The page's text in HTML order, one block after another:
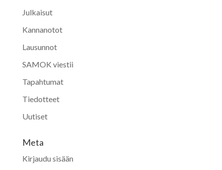
Julkaisut
Kannanotot
Lausunnot
SAMOK viestii
Tapahtumat
Tiedotteet
Uutiset
Meta
Kirjaudu sisään